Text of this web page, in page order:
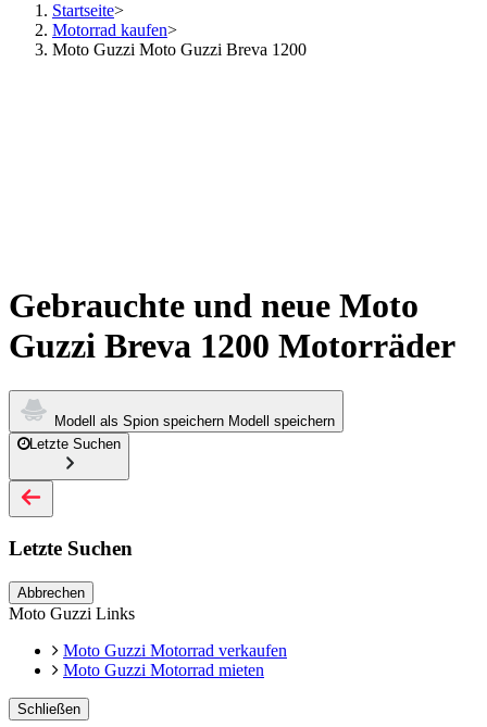
Startseite>
Motorrad kaufen>
Moto Guzzi Moto Guzzi Breva 1200
Gebrauchte und neue Moto
Guzzi Breva 1200 Motorräder
Modell als Spion speichern Modell speichern
Letzte Suchen
Letzte Suchen
Abbrechen
Moto Guzzi Links
Moto Guzzi Motorrad verkaufen
Moto Guzzi Motorrad mieten
Schließen